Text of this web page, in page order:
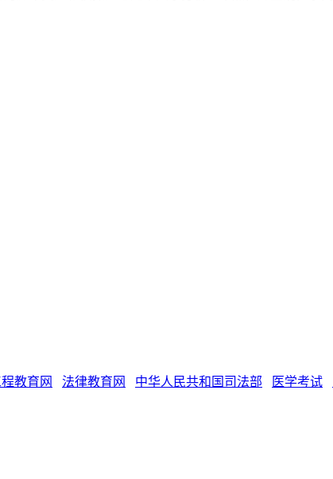
教育网 法律教育网 中华人民共和国司法部 医学考试